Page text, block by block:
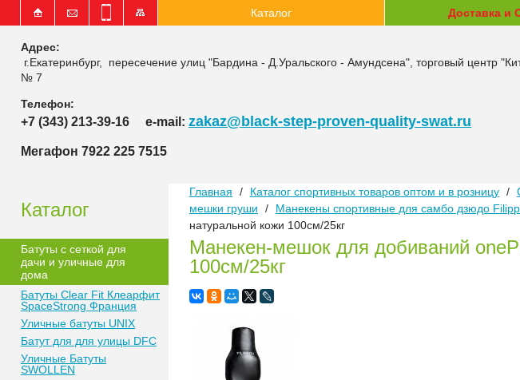
Каталог Доставка и
Адрес:
г.Екатеринбург, пересечение улиц "Бардина - Д.Уральского - Амундсена", торговый центр
№ 7
Телефон:
+7 (343) 213-39-16 e-mail: zakaz@black-step-proven-quality-swat.ru
Мегафон 7922 225 7515
Каталог
Батуты с сеткой для
дачи и уличные для
дома
Батуты Clear Fit Клеарфит
SpaceStrong Франция
Уличные батуты UNIX
Батут для для улицы DFC
Уличные Батуты
SWOLLEN
Главная / Каталог спортивных товаров оптом и в розницу /
мешки груши
/ Манекены спортивные для самбо дзюдо
натуральной кожи 100см/25кг
Манекен-мешок для добиваний
100см/25кг